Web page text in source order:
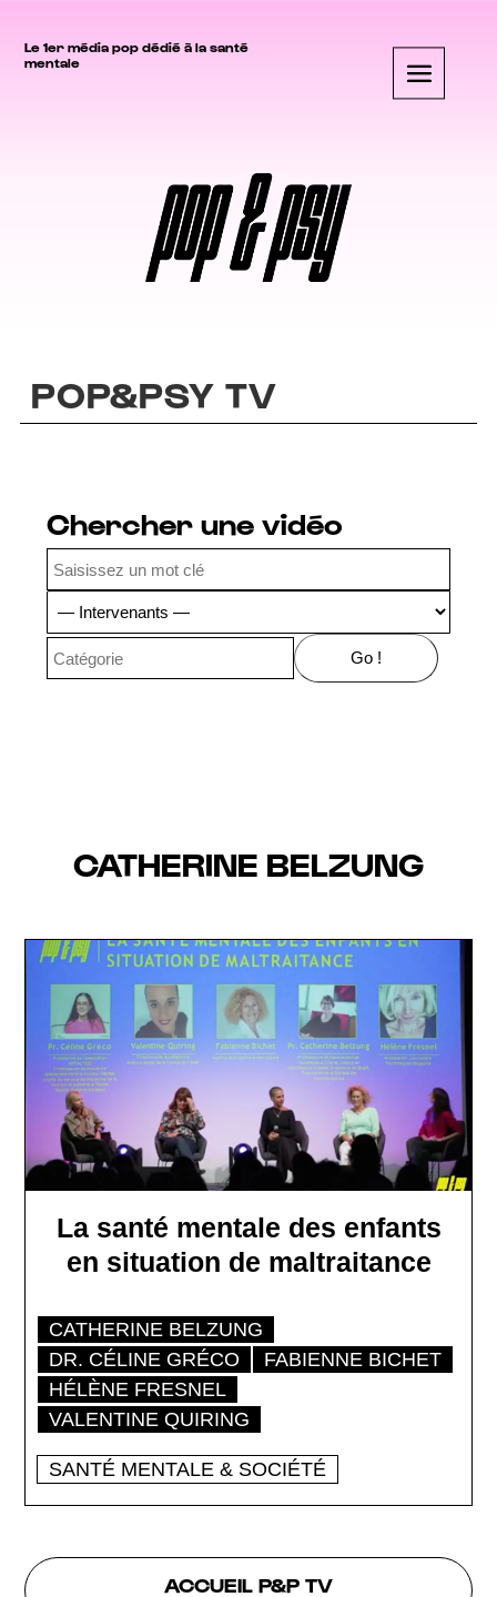
Le 1er média pop dédié à la santé
mentale
POP&PSY TV
Chercher une vidéo
CATHERINE BELZUNG
La santé mentale des enfants
en situation de maltraitance
CATHERINE BELZUNG
DR. CÉLINE GRÉCO
FABIENNE BICHET
HÉLÈNE FRESNEL
VALENTINE QUIRING
SANTÉ MENTALE & SOCIÉTÉ
ACCUEIL P&P TV